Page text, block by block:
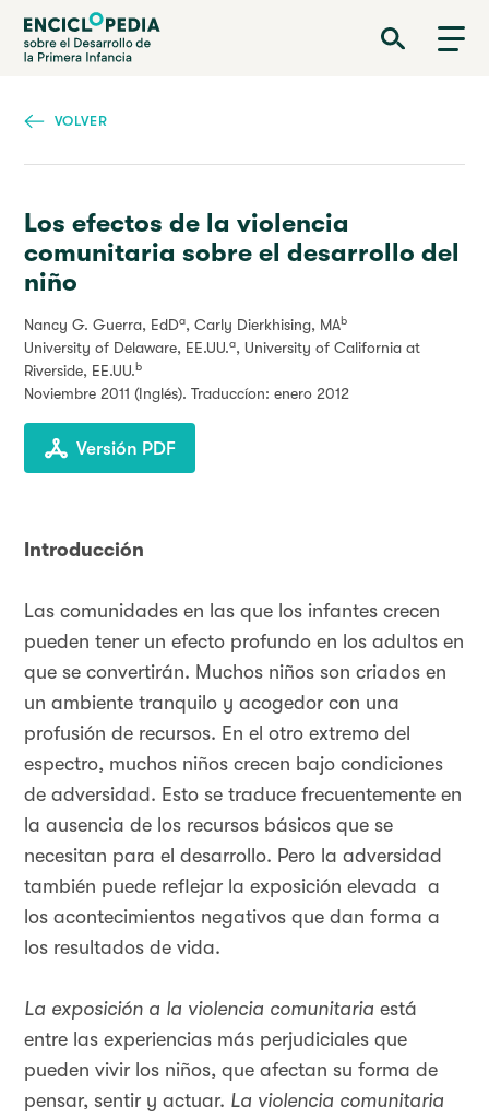
Pasar
contenido
Enciclopedia sobre el Desarrollo de la Primera Infancia
VOLVER
Los efectos de la violencia
comunitaria sobre el desarrollo del
niño
Nancy G. Guerra, EdDa, Carly Dierkhising, MAb
University of Delaware, EE.UU.a, University of California at
Riverside, EE.UU.b
Noviembre 2011 (Inglés). Traduccíon: enero 2012
Versión PDF
Introducción
Las comunidades en las que los infantes crecen
pueden tener un efecto profundo en los adultos en
que se convertirán. Muchos niños son criados en
un ambiente tranquilo y acogedor con una
profusión de recursos. En el otro extremo del
espectro, muchos niños crecen bajo condiciones
de adversidad. Esto se traduce frecuentemente en
la ausencia de los recursos básicos que se
necesitan para el desarrollo. Pero la adversidad
también puede reflejar la exposición elevada a
los acontecimientos negativos que dan forma a
los resultados de vida.
La exposición a la violencia comunitaria está
entre las experiencias más perjudiciales que
pueden vivir los niños, que afectan su forma de
pensar, sentir y actuar. La violencia comunitaria